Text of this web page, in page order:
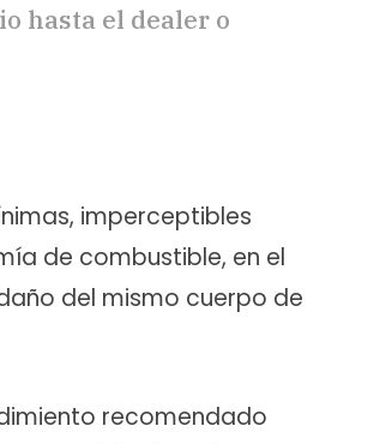
hasta el dealer o
imperceptibles
de combustible, en el
del mismo cuerpo de
recomendado